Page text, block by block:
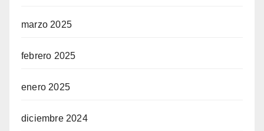
marzo 2025
febrero 2025
enero 2025
diciembre 2024